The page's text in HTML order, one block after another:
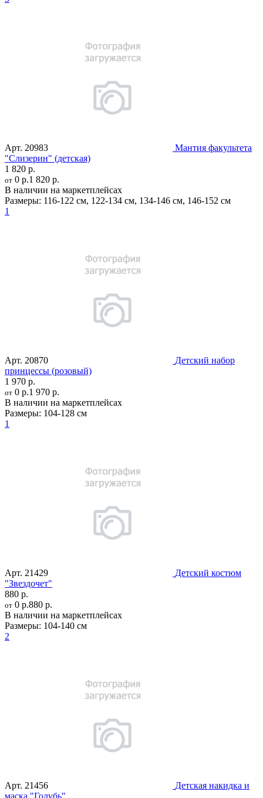
Арт. 20983
Мантия факультета
"Слизерин" (детская)
1 820 р.
от 0 р.1 820 р.
В наличии на маркетплейсах
Размеры: 116-122 см, 122-134 см, 134-146 см, 146-152 см
1
Арт. 20870
Детский набор
принцессы (розовый)
1 970 р.
от 0 р.1 970 р.
В наличии на маркетплейсах
Размеры: 104-128 см
1
Арт. 21429
Детский костюм
"Звездочет"
880 р.
от 0 р.880 р.
В наличии на маркетплейсах
Размеры: 104-140 см
2
Арт. 21456
Детская накидка и
маска "Голубь"